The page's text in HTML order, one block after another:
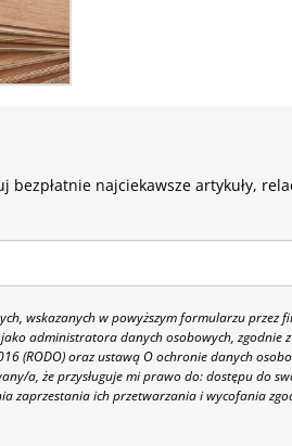
najciekawsze artykuły,
wskazanych w powyższym formularzu przez
administratora danych osobowych, zgodnie
(RODO) oraz ustawą O ochronie danych
a, że przysługuje mi prawo do: dostępu do
zaprzestania ich przetwarzania i wycofania